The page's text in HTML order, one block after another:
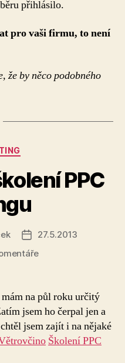
přihlásilo.
pro vaši firmu, to není
že by něco podobného
PPC
Datum
příspěvku
27.5.2013
u
názvem
Větrovčino
školení
PPC
tuningu
mám na půl roku určitý
jsem ho čerpal jen a
jsem zajít i na nějaké
Školení PPC